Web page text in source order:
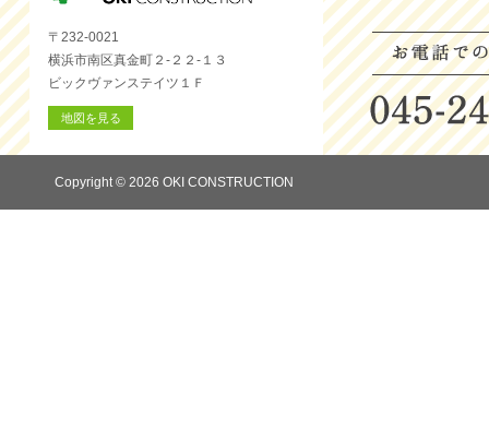
〒232-0021
横浜市南区真金町２-２２-１３
ビックヴァンステイツ１Ｆ
地図を見る
Copyright © 2026 OKI CONSTRUCTION